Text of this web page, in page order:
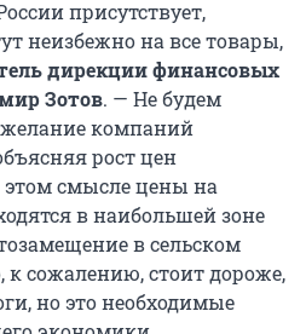
присутствует,
неизбежно на все товары,
дирекции финансовых
Зотов. — Не будем
желание компаний
рост цен
смысле цены на
в наибольшей зоне
в сельском
к сожалению, стоит дороже,
но это необходимые